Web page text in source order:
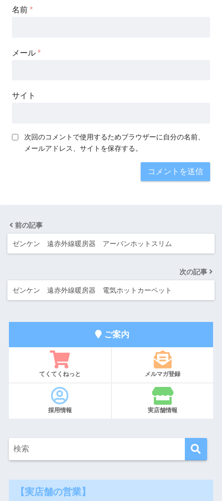
名前 *
メール *
サイト
次回のコメントで使用するためブラウザーに自分の名前、
メールアドレス、サイトを保存する。
前の記事
ゼンケン 遠赤外線暖房器 アーバンホットスリム
次の記事
ゼンケン 遠赤外線暖房器 電気ホットカーペット
ご案内
てくてくねっと メルマガ登録
採用情報 実店舗情報
【実店舗の営業】